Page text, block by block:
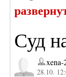
Суд
xena-
28.10.